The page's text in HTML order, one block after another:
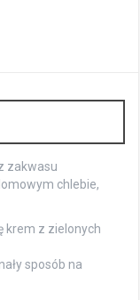
zakwasu
chlebie,
krem z zielonych
sposób na